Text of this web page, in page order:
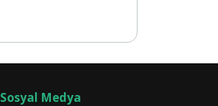
Sosyal Medya